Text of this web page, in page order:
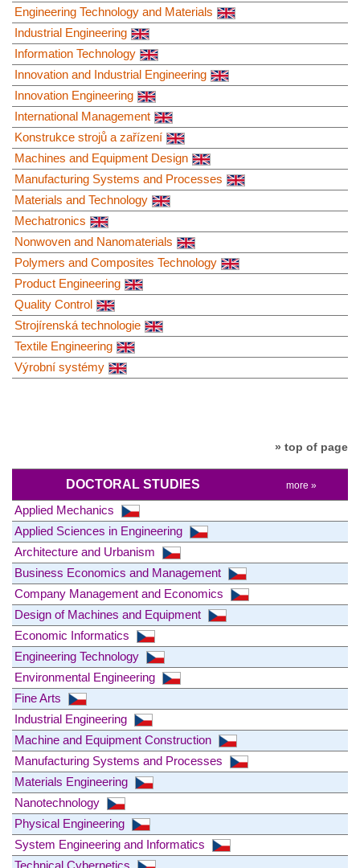
Engineering Technology and Materials
Industrial Engineering
Information Technology
Innovation and Industrial Engineering
Innovation Engineering
International Management
Konstrukce strojů a zařízení
Machines and Equipment Design
Manufacturing Systems and Processes
Materials and Technology
Mechatronics
Nonwoven and Nanomaterials
Polymers and Composites Technology
Product Engineering
Quality Control
Strojírenská technologie
Textile Engineering
Výrobní systémy
» top of page
DOCTORAL STUDIES more »
Applied Mechanics
Applied Sciences in Engineering
Architecture and Urbanism
Business Economics and Management
Company Management and Economics
Design of Machines and Equipment
Economic Informatics
Engineering Technology
Environmental Engineering
Fine Arts
Industrial Engineering
Machine and Equipment Construction
Manufacturing Systems and Processes
Materials Engineering
Nanotechnology
Physical Engineering
System Engineering and Informatics
Technical Cybernetics